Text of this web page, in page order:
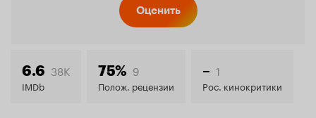
6.5
Оценить
6.6 38K
IMDb
75% 9
Полож. рецензии
– 1
Рос. кинокритики